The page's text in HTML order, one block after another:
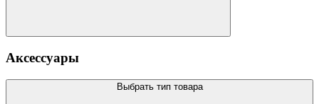
Аксессуары
Выбрать тип товара